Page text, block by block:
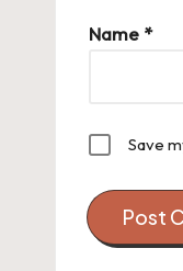
Name *
Save